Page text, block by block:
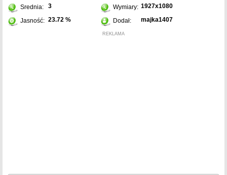
Srednia: 3 Wymiary: 1927x1080
Jasność: 23.72 % Dodał: majka1407
REKLAMA